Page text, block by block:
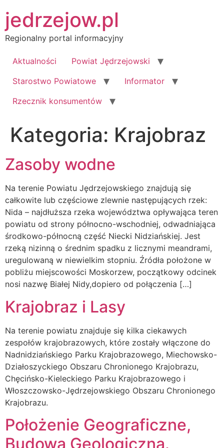
do
treści
jedrzejow.pl
Regionalny portal informacyjny
Aktualności
Powiat Jędrzejowski
Starostwo Powiatowe
Informator
Rzecznik konsumentów
Kategoria: Krajobraz
Zasoby wodne
Na terenie Powiatu Jędrzejowskiego znajdują się
całkowite lub częściowe zlewnie następujących rzek:
Nida – najdłuższa rzeka województwa opływająca teren
powiatu od strony północno-wschodniej, odwadniająca
środkowo-północną część Niecki Nidziańskiej. Jest
rzeką nizinną o średnim spadku z licznymi meandrami,
uregulowaną w niewielkim stopniu. Źródła położone w
pobliżu miejscowości Moskorzew, początkowy odcinek
nosi nazwę Białej Nidy,dopiero od połączenia […]
Krajobraz i Lasy
Na terenie powiatu znajduje się kilka ciekawych
zespołów krajobrazowych, które zostały włączone do
Nadnidziańskiego Parku Krajobrazowego, Miechowsko-
Działoszyckiego Obszaru Chronionego Krajobrazu,
Chęcińsko-Kieleckiego Parku Krajobrazowego i
Włoszczowsko-Jędrzejowskiego Obszaru Chronionego
Krajobrazu.
Położenie Geograficzne,
Budowa Geologiczna.